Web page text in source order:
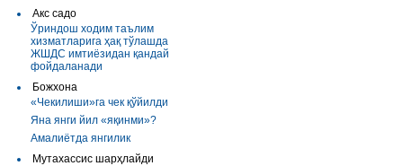
Акс садо
Ўриндош ходим таълим
хизматларига ҳақ тўлашда
ЖШДС имтиёзидан қандай
фойдаланади
Божхона
«Чекилиши»га чек қўйилди
Яна янги йил «яқинми»?
Амалиётда янгилик
Мутахассис шарҳлайди